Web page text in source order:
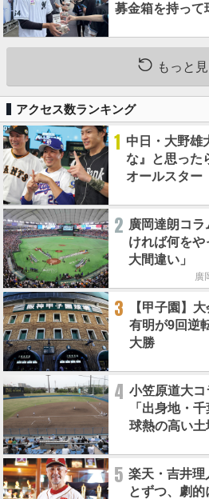
募金箱を持って
もっと
アクセス数ランキング
1 中日・大野雄
な』と思った
オールスター
2 廣岡達朗コ
ければ何を
大間違い」
廣
3
【甲子園】
有明が9回逆
大勝
4 小笠原道大
「出身地・
球熱の高い土
5 楽天・吉井
とずつ、劇